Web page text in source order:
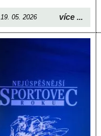
19. 05. 2026 více ...